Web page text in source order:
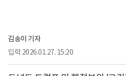
김송이 기자
입력 2026.01.27. 15:20